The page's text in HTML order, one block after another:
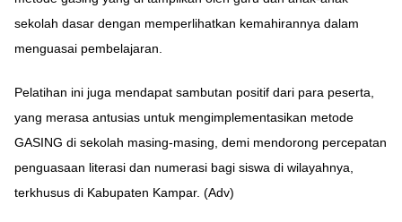
sekolah dasar dengan memperlihatkan kemahirannya dalam
menguasai pembelajaran.
Pelatihan ini juga mendapat sambutan positif dari para peserta,
yang merasa antusias untuk mengimplementasikan metode
GASING di sekolah masing-masing, demi mendorong percepatan
penguasaan literasi dan numerasi bagi siswa di wilayahnya,
terkhusus di Kabupaten Kampar. (Adv)